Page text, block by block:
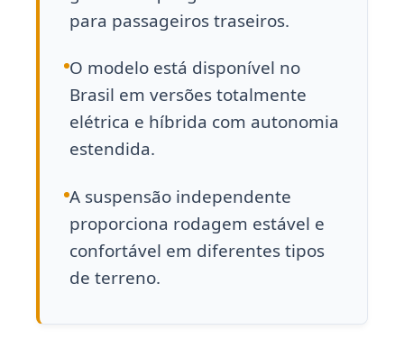
para passageiros traseiros.
O modelo está disponível no
Brasil em versões totalmente
elétrica e híbrida com autonomia
estendida.
A suspensão independente
proporciona rodagem estável e
confortável em diferentes tipos
de terreno.